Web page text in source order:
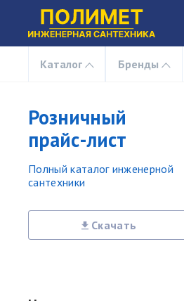
Каталог Бренды
Розничный
прайс-лист
Полный каталог инженерной
сантехники
Скачать